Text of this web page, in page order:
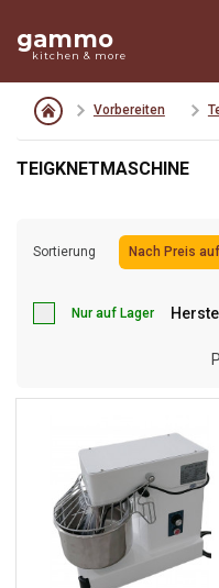
gammo
kitchen & more
Vorbereiten
TEIGKNETMASCHINE
Sortierung Nach Preis
Nur auf Lager